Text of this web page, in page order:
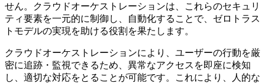
せん。クラウドオーケストレーションは、これらのセキュリ
ティ要素を一元的に制御し、自動化することで、ゼロトラス
トモデルの実現を助ける役割を果たします。
クラウドオーケストレーションにより、ユーザーの行動を厳
密に追跡・監視できるため、異常なアクセスを即座に検知
し、適切な対応をとることが可能です。これにより、人的な